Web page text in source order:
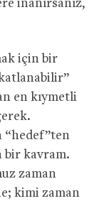
inanırsanız,
için bir
en kıymetli
“hedef”ten
bir kavram.
zaman
kimi zaman